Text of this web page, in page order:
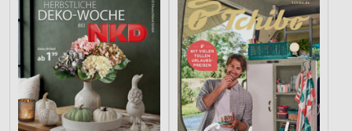
IAB-Besonderheiten:
Verwendung genauer Standortdaten
Geräte anhand von aktiv angeforderten
Informationen identifizieren
Nicht-IAB-Verarbeitungszwecke: